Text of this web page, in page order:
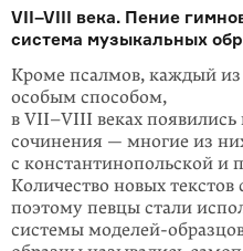
VII–VIII века. Пение
система музыкальных
Кроме псалмов, каждый
особым способом,
в VII–VIII веках
сочинения — многие из
с константинопольской и
Количество новых текстов
поэтому певцы стали
системы моделей-